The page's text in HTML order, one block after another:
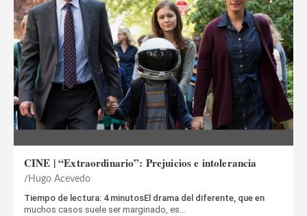
CINE | “Extraordinario”: Prejuicios e intolerancia
Hugo Acevedo
Tiempo de lectura: 4 minutosEl drama del diferente, que en
muchos casos suele ser marginado, es…